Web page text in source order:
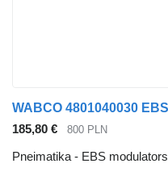
185,80 € 800 PLN
Pneimatika - EBS modulators